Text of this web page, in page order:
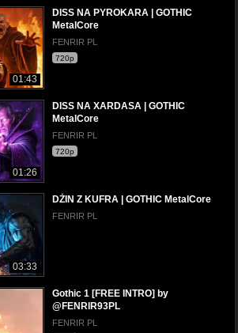
01:43
DISS NA PYROKARA | GOTHIC
MetalCore
FENRIR PL
720p
01:26
DISS NA XARDASA | GOTHIC
MetalCore
FENRIR PL
720p
03:33
DŻIN Z KUFRA | GOTHIC MetalCore
FENRIR PL
Gothic 1 [FREE INTRO] by
@FENRIR93PL
FENRIR PL